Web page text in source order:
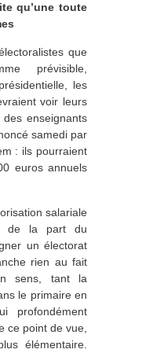
qu’une toute
que
prévisible,
les
voir leurs
enseignants
samedi par
: ils pourraient
euros annuels
salariale
de la part du
un électorat
rien au fait
sens, tant la
le primaire en
profondément
ce point de vue,
élémentaire.